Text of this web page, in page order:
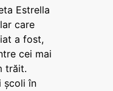
Estrella
care
a fost,
cei mai
trăit.
școli în